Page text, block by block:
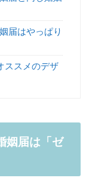
届はやっぱり
ススメのデザ
姻届は「ゼ